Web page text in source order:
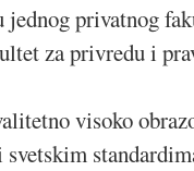
privatnog
za privredu i
visoko